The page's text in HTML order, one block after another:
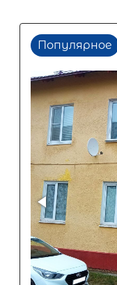
Популярное